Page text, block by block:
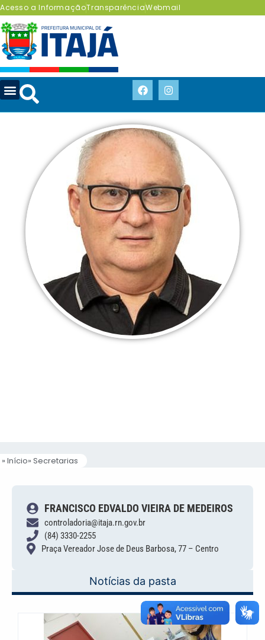
Acesso a InformaçãoTransparênciaWebmail
» Início» Secretarias
FRANCISCO EDVALDO VIEIRA DE MEDEIROS
controladoria@itaja.rn.gov.br
(84) 3330-2255
Praça Vereador Jose de Deus Barbosa, 77 – Centro
Notícias da pasta